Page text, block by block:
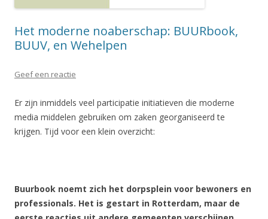
Het moderne noaberschap: BUURbook,
BUUV, en Wehelpen
Geef een reactie
Er zijn inmiddels veel participatie initiatieven die moderne
media middelen gebruiken om zaken georganiseerd te
krijgen. Tijd voor een klein overzicht:
Buurbook noemt zich het dorpsplein voor bewoners en
professionals. Het is gestart in Rotterdam, maar de